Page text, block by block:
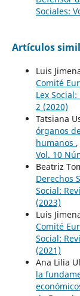
Sociales:
Artículos
Luis
Comité
Lex
2 (2020)
Tatsiana
órganos
humanos ,
Vol. 10
Beatriz
Derechos
Social:
(2023)
Luis
Comité
Social:
(2021)
Ana Lilia
la